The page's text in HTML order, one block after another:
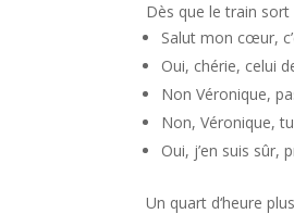
Dès que le train
Salut mon cœur,
Oui, chérie, celui
Non Véronique,
Non, Véronique,
Oui, j’en suis sûr,
Un quart d‘heure